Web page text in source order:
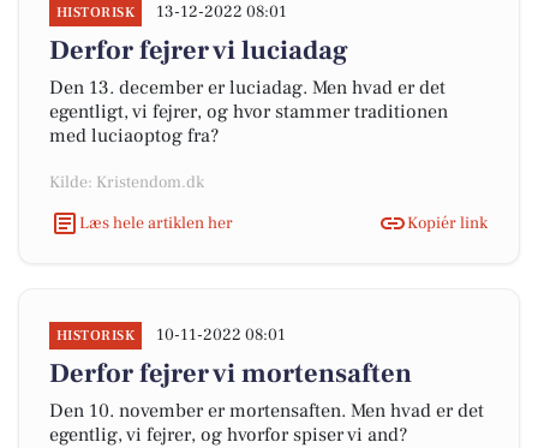
HISTORISK 13-12-2022 08:01
Derfor fejrer vi luciadag
Den 13. december er luciadag. Men hvad er det
egentligt, vi fejrer, og hvor stammer traditionen
med luciaoptog fra?
Kilde: Kristendom.dk
Læs hele artiklen her
Kopiér link
HISTORISK 10-11-2022 08:01
Derfor fejrer vi mortensaften
Den 10. november er mortensaften. Men hvad er det
egentlig, vi fejrer, og hvorfor spiser vi and?